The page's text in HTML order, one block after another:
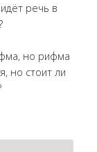
речь в
но рифма
но стоит ли